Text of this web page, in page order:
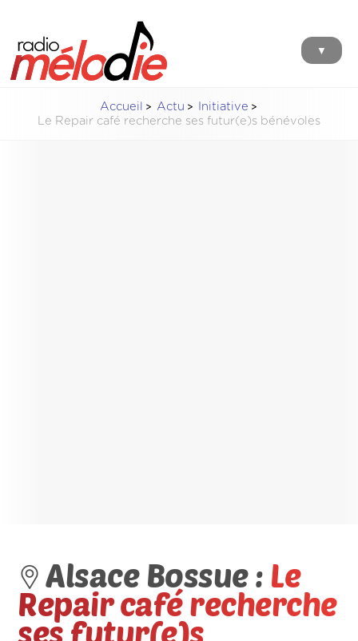
▼
Accueil Actu
Initiative
Le Repair café recherche ses futur(e)s bénévoles
Alsace Bossue : Le
Repair café recherche
ses futur(e)s